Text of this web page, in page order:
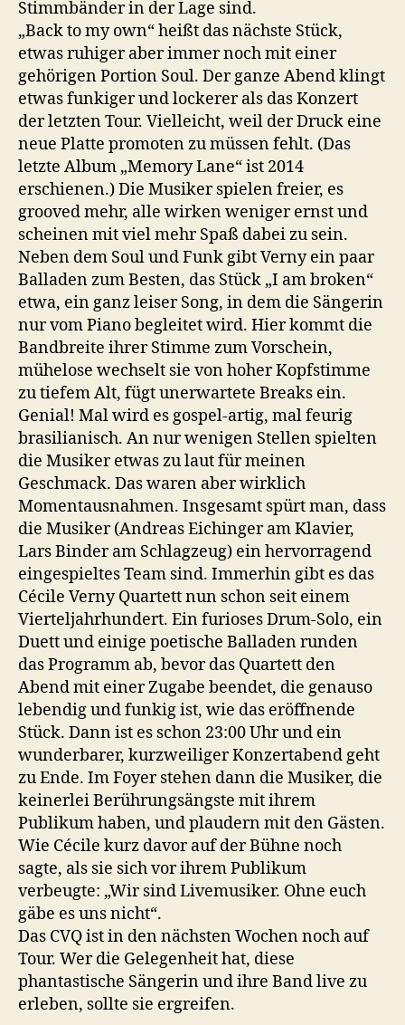
Stimmbänder in der Lage sind.
„Back to my own“ heißt das nächste Stück,
etwas ruhiger aber immer noch mit einer
gehörigen Portion Soul. Der ganze Abend klingt
etwas funkiger und lockerer als das Konzert
der letzten Tour. Vielleicht, weil der Druck eine
neue Platte promoten zu müssen fehlt. (Das
letzte Album „Memory Lane“ ist 2014
erschienen.) Die Musiker spielen freier, es
grooved mehr, alle wirken weniger ernst und
scheinen mit viel mehr Spaß dabei zu sein.
Neben dem Soul und Funk gibt Verny ein paar
Balladen zum Besten, das Stück „I am broken“
etwa, ein ganz leiser Song, in dem die Sängerin
nur vom Piano begleitet wird. Hier kommt die
Bandbreite ihrer Stimme zum Vorschein,
mühelose wechselt sie von hoher Kopfstimme
zu tiefem Alt, fügt unerwartete Breaks ein.
Genial! Mal wird es gospel-artig, mal feurig
brasilianisch. An nur wenigen Stellen spielten
die Musiker etwas zu laut für meinen
Geschmack. Das waren aber wirklich
Momentausnahmen. Insgesamt spürt man, dass
die Musiker (Andreas Eichinger am Klavier,
Lars Binder am Schlagzeug) ein hervorragend
eingespieltes Team sind. Immerhin gibt es das
Cécile Verny Quartett nun schon seit einem
Vierteljahrhundert. Ein furioses Drum-Solo, ein
Duett und einige poetische Balladen runden
das Programm ab, bevor das Quartett den
Abend mit einer Zugabe beendet, die genauso
lebendig und funkig ist, wie das eröffnende
Stück. Dann ist es schon 23:00 Uhr und ein
wunderbarer, kurzweiliger Konzertabend geht
zu Ende. Im Foyer stehen dann die Musiker, die
keinerlei Berührungsängste mit ihrem
Publikum haben, und plaudern mit den Gästen.
Wie Cécile kurz davor auf der Bühne noch
sagte, als sie sich vor ihrem Publikum
verbeugte: „Wir sind Livemusiker. Ohne euch
gäbe es uns nicht“.
Das CVQ ist in den nächsten Wochen noch auf
Tour. Wer die Gelegenheit hat, diese
phantastische Sängerin und ihre Band live zu
erleben, sollte sie ergreifen.